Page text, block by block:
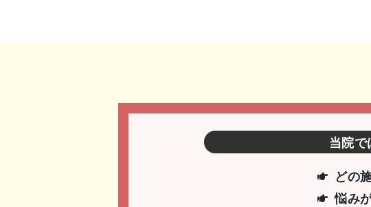
当院
どの
悩み